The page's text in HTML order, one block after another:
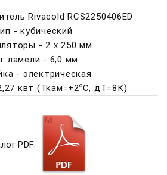
Rivacold RCS2250406ED
- кубический
- 2 х 250 мм
ламели - 6,0 мм
- электрическая
квт (Ткам=+2оC, дТ=8К)
PDF: